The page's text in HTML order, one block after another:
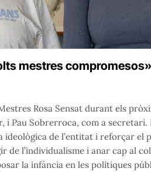
mestres compromesos»
Rosa Sensat durant els
i Pau Sobrerroca, com a secretari.
ideològica de l’entitat i reforçar el
l’individualisme i anar cap al
la infància en les polítiques